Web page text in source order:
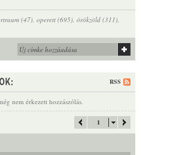
(47), operett (695), örökzöld (311),
RSS
nem érkezett hozzászólás.
1